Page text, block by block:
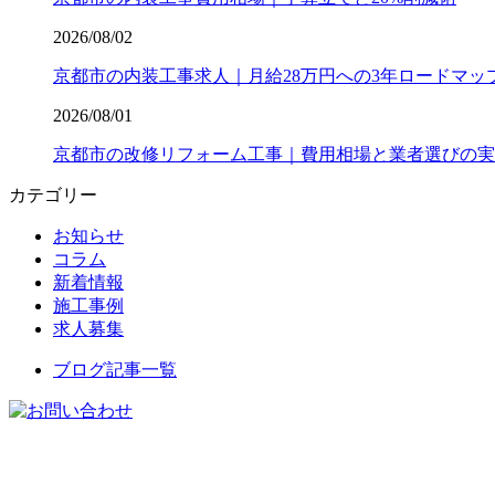
2026/08/02
京都市の内装工事求人｜月給28万円への3年ロードマッ
2026/08/01
京都市の改修リフォーム工事｜費用相場と業者選びの
カテゴリー
お知らせ
コラム
新着情報
施工事例
求人募集
ブログ記事一覧